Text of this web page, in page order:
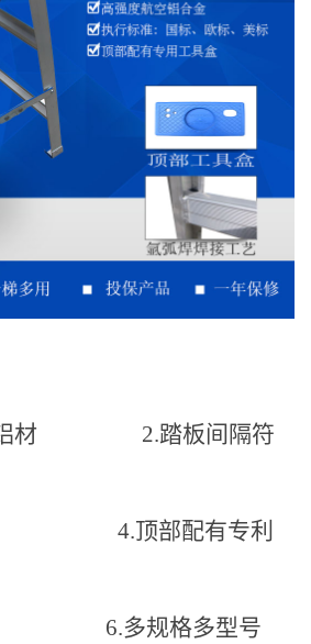
级铝材 2.踏板间隔符
工艺 4.顶部配有专利
步 6.多规格多型号